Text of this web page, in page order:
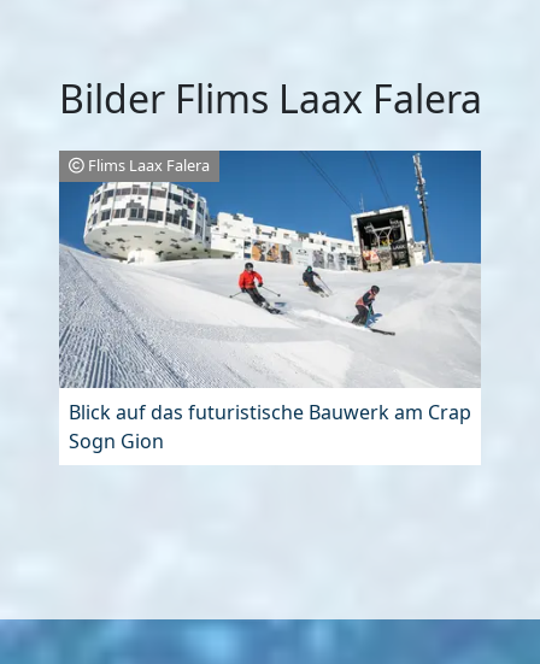
Bilder Flims Laax Falera
Flims Laax Falera
Blick auf das futuristische Bauwerk am Crap
Sogn Gion